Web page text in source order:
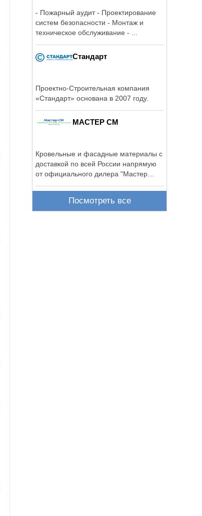
- Пожарный аудит - Проектирование
систем безопасности - Монтаж и
техническое обслуживание - ...
Стандарт
Проектно-Строительная компания
«Стандарт» основана в 2007 году.
МАСТЕР СМ
Кровельные и фасадные материалы с
доставкой по всей России напрямую
от официального дилера "Мастер
Посмотреть все